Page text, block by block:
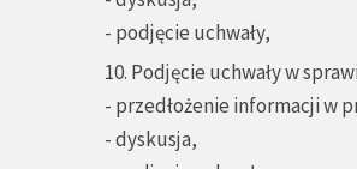
- podjęcie uchwały,
10. Podjęcie uchwały w
- przedłożenie informacji w
- dyskusja,